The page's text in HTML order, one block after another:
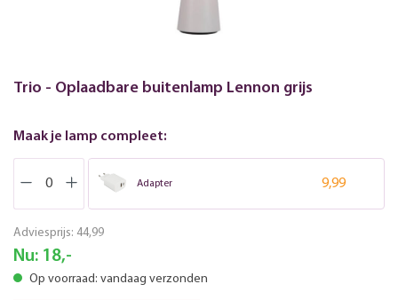
Trio - Oplaadbare buitenlamp Lennon grijs
Maak je lamp compleet:
Adapter 9,99
Adviesprijs: 44,99
Nu: 18,-
Op voorraad: vandaag verzonden